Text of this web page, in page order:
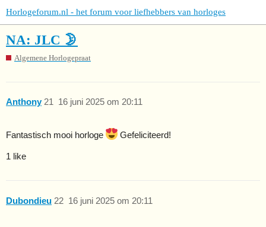
Horlogeforum.nl - het forum voor liefhebbers van horloges
NA: JLC 🌛
Algemene Horlogepraat
Anthony 16 juni 2025 om 20:11
21
Fantastisch mooi horloge Gefeliciteerd!
1 like
Dubondieu 16 juni 2025 om 20:11
22